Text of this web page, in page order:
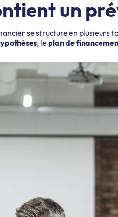
un
se structure en plusieurs
, le plan de